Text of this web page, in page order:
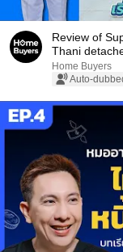
Review of
Thani
functi...
Home Buyers
Auto-